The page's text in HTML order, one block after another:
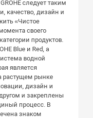
следует таким
качество, дизайн и
«Чистое
своего
продуктов.
Blue и Red, а
водной
является
растущем рынке
дизайн и
и закреплены
процесс. В
знаком